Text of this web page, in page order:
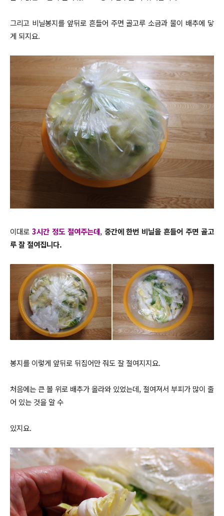
그리고 비닐봉지를 앞뒤로 흔들어 주면 골고루 소금과 물이 배추에 닿
게 되지요.
이대로 3시간 정도 절여주는데, 중간에 한번 비닐을 흔들어 주면 골고
루 잘 절여집니다.
봉지를 이렇게 앞뒤로 뒤집어만 줘도 잘 절여지지요.
처음에는 큰 볼 위로 배추가 올라와 있었는데, 절여져서 부피가 많이 줄
어 있는 것을 알 수
있지요.